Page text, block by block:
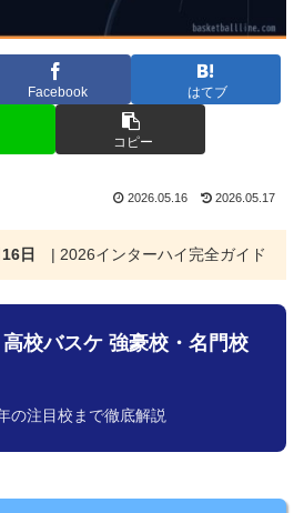
Facebook はてブ
コピー
2026.05.16 2026.05.17
日 | 2026インターハイ完全ガイド
校バスケ 強豪校・名門校
の注目校まで徹底解説